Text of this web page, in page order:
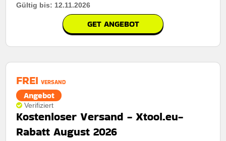
Gültig bis: 12.11.2026
GET ANGEBOT
FREI VERSAND
Angebot
Verifiziert
Kostenloser Versand - Xtool.eu-
Rabatt August 2026